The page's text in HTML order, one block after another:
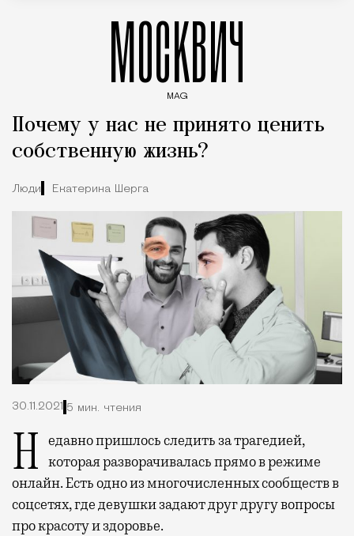
МОСКВИЧ
MAG
Почему у нас не принято ценить
собственную жизнь?
Люди Екатерина Шерга
30.11.2021 5 мин. чтения
Недавно пришлось следить за трагедией, которая разворачивалась прямо в режиме
онлайн. Есть одно из многочисленных сообществ в
соцсетях, где девушки задают друг другу вопросы
про красоту и здоровье.